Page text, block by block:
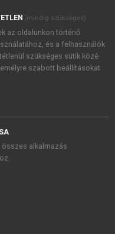
tudomásul
, valamint a szotar.netés a
foglaltakat
(mindig szükséges)
az oldalunkon történő
és a felhasználók
szükséges sütik közé
szabott beállításokat
alkalmazás